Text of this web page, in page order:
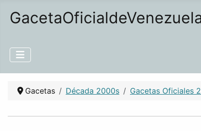
Gacetas Década 2000s Gacetas Oficiales